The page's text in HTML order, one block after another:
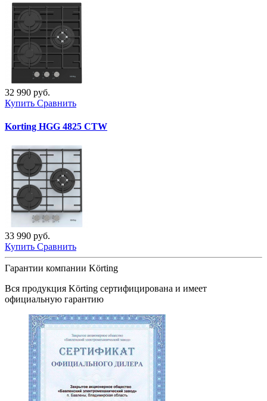
32 990 руб.
Купить Сравнить
Korting HGG 4825 CTW
33 990 руб.
Купить Сравнить
Гарантии компании Körting
Вся продукция Körting сертифицирована и имеет
официальную гарантию